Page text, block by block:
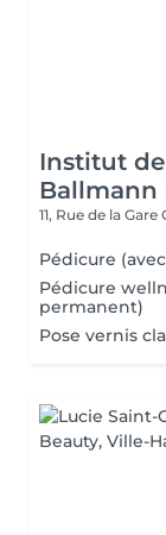
Institut
Ballmann
11, Rue de la Gare
Pédicure
Pédicure
permanent)
Pose vernis